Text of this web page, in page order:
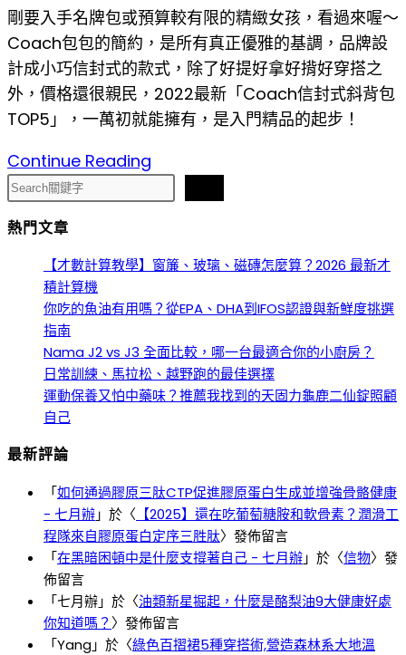
避
免
買
到
假
成
皮
剛要入手名牌包或預算較有限的精緻女孩，看過來喔～
Coach包包的簡約，是所有真正優雅的基調，品牌設
計成小巧信封式的款式，除了好提好拿好揹好穿搭之
外，價格還很親民，2022最新「Coach信封式斜背包
TOP5」，一萬初就能擁有，是入門精品的起步！
Continue Reading
能
有
平
價
最
新
「Coach
信
封
式
斜
搜
尋
熱門文章
【才數計算教學】窗簾、玻璃、磁磚怎麼算？2026 最新才
積計算機
你吃的魚油有用嗎？從EPA、DHA到IFOS認證與新鮮度挑選
指南
Nama J2 vs J3 全面比較，哪一台最適合你的小廚房？
日常訓練、馬拉松、越野跑的最佳選擇
運動保養又怕中藥味？推薦我找到的天固力龜鹿二仙錠照顧
自己
最新評論
「如何通過膠原三肽CTP促進膠原蛋白生成並增強骨骼健康
- 七月辦」於〈 【2025】還在吃葡萄糖胺和軟骨素？潤滑工
程隊來自膠原蛋白定序三胜肽〉發佈留言
「在黑暗困頓中是什麼支撐著自己 - 七月辦」於〈信物〉發
佈留言
「七月辦」於〈油類新星掘起，什麼是酪梨油9大健康好處
你知道嗎？ 〉發佈留言
「Yang」於〈綠色百摺裙5種穿搭術,營造森林系大地溫